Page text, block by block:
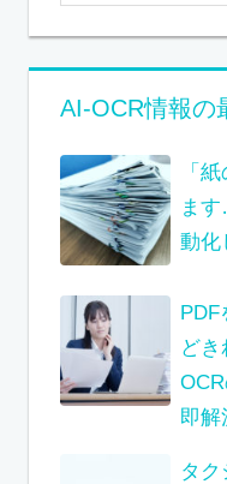
AI-OCR情報の
「
ま
動化
PDF
どき
即解
タク